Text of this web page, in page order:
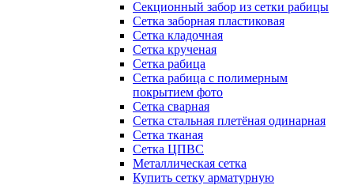
Секционный забор из сетки рабицы
Сетка заборная пластиковая
Сетка кладочная
Сетка крученая
Сетка рабица
Сетка рабица с полимерным
покрытием фото
Сетка сварная
Сетка стальная плетёная одинарная
Сетка тканая
Сетка ЦПВС
Металлическая сетка
Купить сетку арматурную